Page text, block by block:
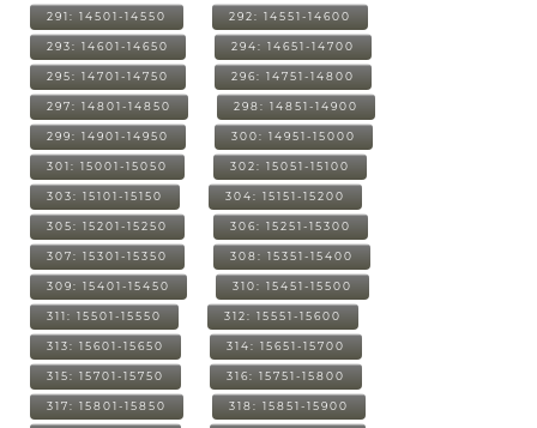
291: 14501-14550 292: 14551-14600
293: 14601-14650 294: 14651-14700
295: 14701-14750 296: 14751-14800
297: 14801-14850 298: 14851-14900
299: 14901-14950 300: 14951-15000
301: 15001-15050 302: 15051-15100
303: 15101-15150 304: 15151-15200
305: 15201-15250 306: 15251-15300
307: 15301-15350 308: 15351-15400
309: 15401-15450 310: 15451-15500
311: 15501-15550 312: 15551-15600
313: 15601-15650 314: 15651-15700
315: 15701-15750 316: 15751-15800
317: 15801-15850 318: 15851-15900